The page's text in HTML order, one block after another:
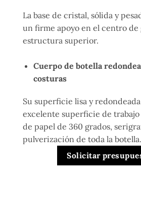
La base de cristal, sólida y
un firme apoyo en el centro de
estructura superior.
Cuerpo de botella
costuras
Su superficie lisa y
excelente superficie de
de papel de 360 grados,
pulverización de toda la botella.
Solicitar